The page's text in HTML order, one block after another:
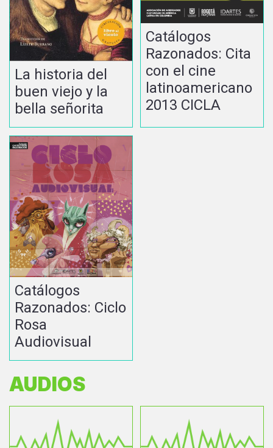
La historia del
buen viejo y la
bella señorita
Catálogos
Razonados: Cita
con el cine
latinoamericano
2013 CICLA
Catálogos
Razonados: Ciclo
Rosa
Audiovisual
AUDIOS